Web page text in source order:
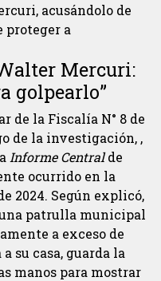
acusándolo de
proteger a
Mercuri:
golpearlo”
de la Fiscalía N° 8 de
de la investigación, ,
Informe Centralde
ocurrido en la
2024. Según explicó,
patrulla municipal
a exceso de
su casa, guarda la
manos para mostrar